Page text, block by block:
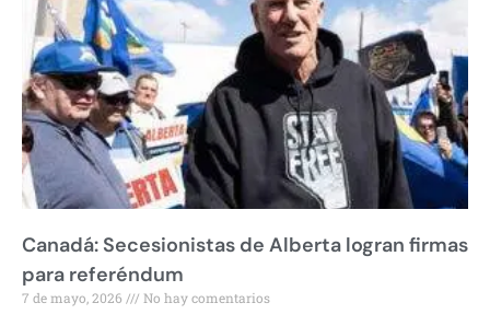
Canadá: Secesionistas de Alberta logran firmas
para referéndum
7 de mayo, 2026 No hay comentarios